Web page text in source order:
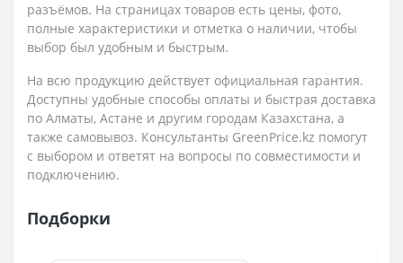
разъёмов. На страницах товаров есть цены, фото,
полные характеристики и отметка о наличии, чтобы
выбор был удобным и быстрым.
На всю продукцию действует официальная гарантия.
Доступны удобные способы оплаты и быстрая доставка
по Алматы, Астане и другим городам Казахстана, а
также самовывоз. Консультанты GreenPrice.kz помогут
с выбором и ответят на вопросы по совместимости и
подключению.
Подборки